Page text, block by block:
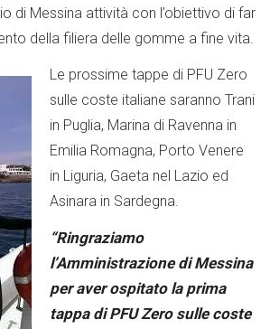
di Messina attività con l’obiettivo di far
della filiera delle gomme a fine vita.
Le prossime tappe di PFU Zero
sulle coste italiane saranno Trani
in Puglia, Marina di Ravenna in
Emilia Romagna, Porto Venere
in Liguria, Gaeta nel Lazio ed
Asinara in Sardegna.
“Ringraziamo
l’Amministrazione di Messina
per aver ospitato la prima
tappa di PFU Zero sulle coste